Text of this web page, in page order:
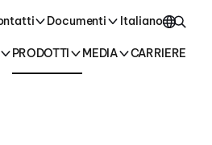
Documenti Italiano
PRODOTTI MEDIA CARRIERE